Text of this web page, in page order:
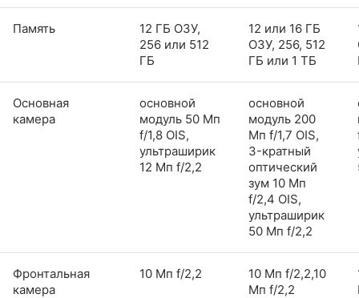
Память
12 ГБ ОЗУ,
256 или 512
ГБ
12 или 16 ГБ
ОЗУ, 256, 512
ГБ или 1 ТБ
Основная
камера
основной
модуль 50 Мп
f/1,8 OIS,
ультраширик
12 Мп f/2,2
основной
модуль 200
Мп f/1,7 OIS,
3-кратный
оптический
зум 10 Мп
f/2,4 OIS,
ультраширик
50 Мп f/2,2
Фронтальная
камера
10 Мп f/2,2
10 Мп f/2,2,10
Мп f/2,2